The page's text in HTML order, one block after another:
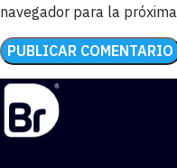
navegador para la